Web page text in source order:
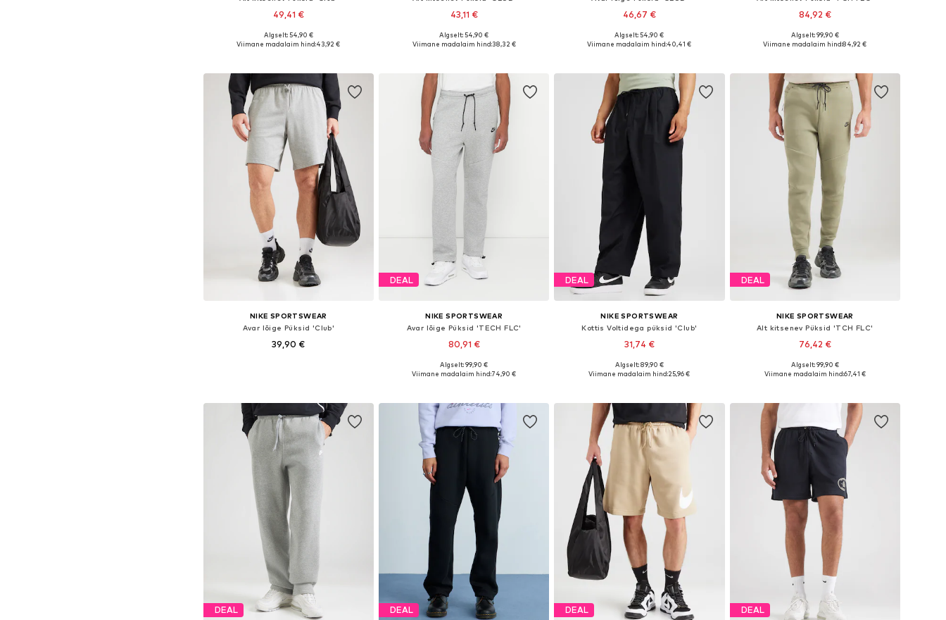
49,41 €
Saadaval erinevates suurustes
Algselt: 54,90 €
Viimane madalaim hind:43,92 €
43,11 €
+ 6
Saadaval erinevates suurustes
Algselt: 54,90 €
Viimane madalaim hind:38,32 €
46,67 €
Saadaval erinevates suurustes
Algselt: 54,90 €
Viimane madalaim hind:40,41 €
84,92 €
+ 8
Saadaval erinevates suurustes
Algselt: 99,90 €
Viimane madalaim hind:84,92 €
NIKE SPORTSWEAR
Avar lõige Püksid 'Club'
39,90 €
DEAL
NIKE SPORTSWEAR
Avar lõige Püksid 'TECH FLC'
80,91 €
+1
Saadaval erinevates suurustes
Algselt: 99,90 €
Viimane madalaim hind:74,90 €
DEAL
NIKE SPORTSWEAR
Kottis Voltidega püksid 'Club'
31,74 €
Saadaolevad suurused: 48-50, 50-52, 52-54
Algselt: 89,90 €
Viimane madalaim hind:25,96 €
DEAL
NIKE SPORTSWEAR
Alt kitsenev Püksid 'TCH FLC'
76,42 €
+ 8
Saadaval erinevates suurustes
Algselt: 99,90 €
Viimane madalaim hind:67,41 €
DEAL DEAL DEAL DEAL